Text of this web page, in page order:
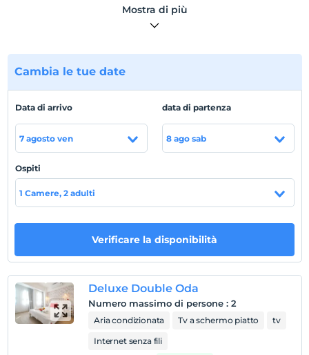
sembollerinden biri haline gelen gelincik, otellerine isim
3 kişilik hazırlanmıştır.
Posizione
kafelere yürüyerek gidebilir, Bozcaada’nın eşsiz
sokaklarını gezebilir, tarih kokan evlerini yakından
görebilirsiniz.
la spiaggia
Sahil 7 km. uzaklıktadır.
Mostra sulla
mappa
Regole dell'hotel
registrare
Mostra di più
Cambia le tue date
Data di arrivo
7 agosto ven
data di partenza
8 ago sab
Ospiti
1 Camere, 2 adulti
Verificare la disponibilità
Deluxe Double Oda
Numero massimo di persone : 2
Aria condizionata Tv a schermo piatto
tv
Internet senza fili